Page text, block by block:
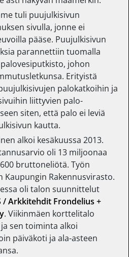
tuli puujulkisivun
sivulla, jonne ei
pääse. Puujulkisivun
parannettiin tuomalla
johon
Erityistä
palokatkoihin ja
liittyvien palo-
siten, että palo ei leviä
kautta.
alkoi kesäkuussa 2013.
oli 13 miljoonaa
bruttoneliötä. Työn
Kaupungin Rakennusvirasto.
oli talon suunnittelut
/ Arkkitehdit Frondelius +
. Viikinmäen korttelitalo
sen toiminta alkoi
päiväkoti ja ala-asteen